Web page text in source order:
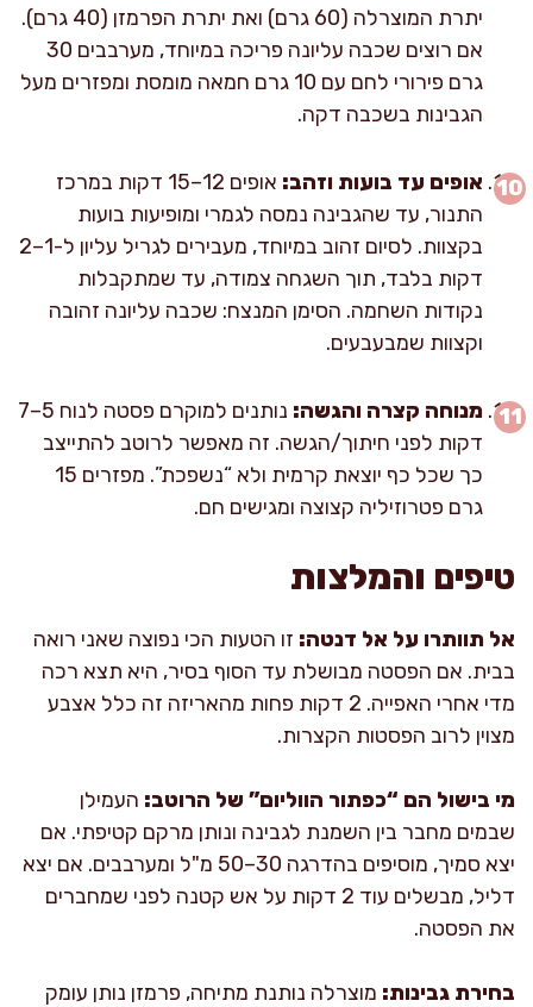
יתרת המוצרלה (60 גרם) ואת יתרת הפרמזן (40 גרם).
אם רוצים שכבה עליונה פריכה במיוחד, מערבבים 30
גרם פירורי לחם עם 10 גרם חמאה מומסת ומפזרים מעל
הגבינות בשכבה דקה.
אופים עד בועות וזהב:
אופים 12–15 דקות במרכז
התנור, עד שהגבינה נמסה לגמרי ומופיעות בועות
בקצוות. לסיום זהוב במיוחד, מעבירים לגריל עליון ל-1–2
דקות בלבד, תוך השגחה צמודה, עד שמתקבלות
נקודות השחמה. הסימן המנצח: שכבה עליונה זהובה
וקצוות שמבעבעים.
מנוחה קצרה והגשה:
נותנים למוקרם פסטה לנוח 5–7
דקות לפני חיתוך/הגשה. זה מאפשר לרוטב להתייצב
כך שכל כף יוצאת קרמית ולא “נשפכת”. מפזרים 15
גרם פטרוזיליה קצוצה ומגישים חם.
טיפים והמלצות
אל תוותרו על אל דנטה: זו הטעות הכי נפוצה שאני רואה
בבית. אם הפסטה מבושלת עד הסוף בסיר, היא תצא רכה
מדי אחרי האפייה. 2 דקות פחות מהאריזה זה כלל אצבע
מצוין לרוב הפסטות הקצרות.
מי בישול הם “כפתור הווליום” של הרוטב: העמילן
שבמים מחבר בין השמנת לגבינה ונותן מרקם קטיפתי. אם
יצא סמיך, מוסיפים בהדרגה 30–50 מ"ל ומערבבים. אם יצא
דליל, מבשלים עוד 2 דקות על אש קטנה לפני שמחברים
את הפסטה.
בחירת גבינות: מוצרלה נותנת מתיחה, פרמזן נותן עומק